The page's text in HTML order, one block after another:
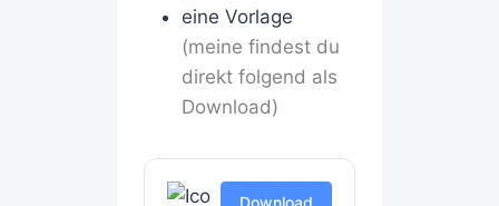
eine Vorlage
(meine findest du
direkt folgend als
Download)